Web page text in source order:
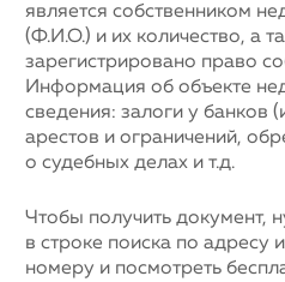
является собственником
(Ф.И.О.) и их количество, а
зарегистрировано право
Информация об объекте
сведения: залоги у банков
арестов и ограничений,
о судебных делах и т.д.
Чтобы получить документ,
в строке поиска по адресу
номеру и посмотреть